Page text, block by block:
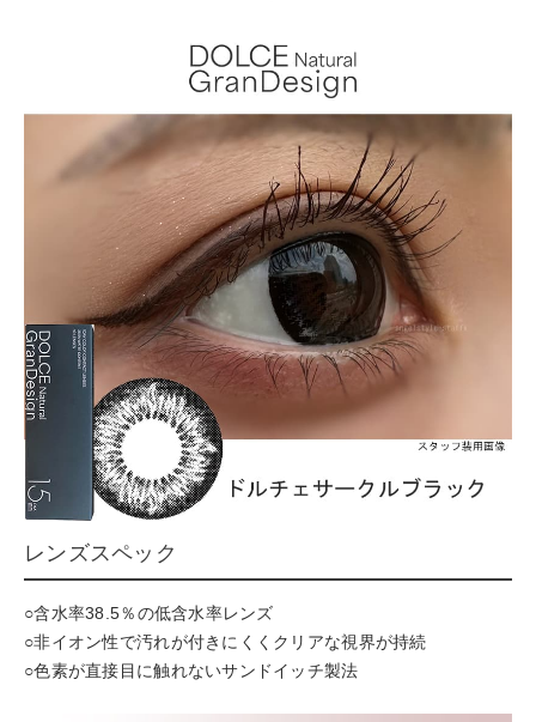
レンズスペック
○含水率38.5％の低含水率レンズ
○非イオン性で汚れが付きにくくクリアな視界が持続
○色素が直接目に触れないサンドイッチ製法